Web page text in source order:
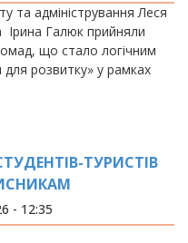
та адміністрування Леся
Галюк прийняли
що стало логічним
розвитку» у рамках
ТУРИСТІВ
- 12:35